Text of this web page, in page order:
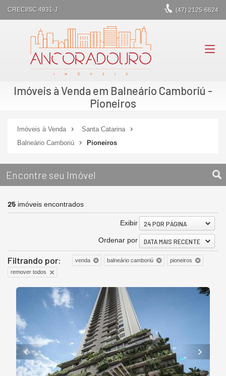
CRECI/SC 4931-J (47) 2125-6624
Imóveis à Venda em Balneário Camboriú -
Pioneiros
Imóveis à Venda
Santa Catarina
Balneário Camboriú
Pioneiros
Encontre seu Imóvel
25 imóveis encontrados
Exibir 24 POR PÁGINA
Ordenar por DATA MAIS RECENTE
Filtrando por: venda balneário camboriú
pioneiros
remover todos